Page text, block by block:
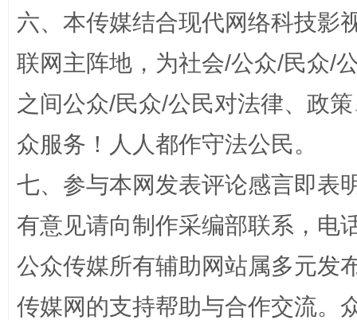
“蜀中异人”王建安的艺术幻境
完善运行机制助力责任有效落实 一纸欠
六、本传媒结合现代网络科技影
联网主阵地，为社会/公众/民众/
之间公众/民众/公民对法律、政
众服务！人人都作守法公民。
七、参与本网发表评论感言即表
有意见请向制作采编部联系，电
公众传媒所有辅助网站属多元发
传媒网的支持帮助与合作交流。